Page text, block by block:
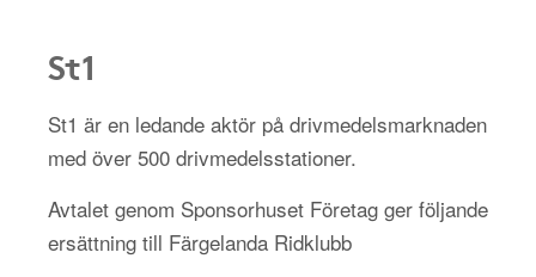
St1
St1 är en ledande aktör på drivmedelsmarknaden
med över 500 drivmedelsstationer.
Avtalet genom Sponsorhuset Företag ger följande
ersättning till Färgelanda Ridklubb